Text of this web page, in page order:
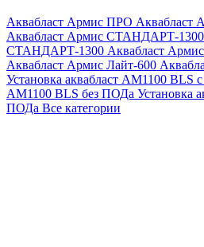
Аквабласт Армис ПРО Аквабласт
Аквабласт Армис СТАНДАРТ-1300
СТАНДАРТ-1300 Аквабласт
Аквабласт Армис Лайт-600
Установка аквабласт AM1100 BLS
AM1100 BLS без ПОДа Установка
ПОДа Все категории